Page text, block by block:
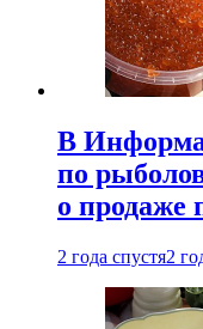
В
по
о продаже
2 года спустя2